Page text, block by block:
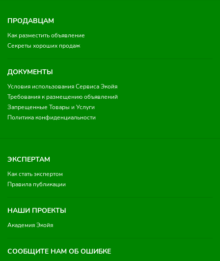
ПРОДАВЦАМ
Как разместить объявление
Секреты хороших продаж
ДОКУМЕНТЫ
Условия использования Сервиса Экойя
Требования к размещению объявлений
Запрещенные Товары и Услуги
Политика конфиденциальности
ЭКСПЕРТАМ
Как стать экспертом
Правила публикации
НАШИ ПРОЕКТЫ
Академия Экойя
СООБЩИТЕ НАМ ОБ ОШИБКЕ